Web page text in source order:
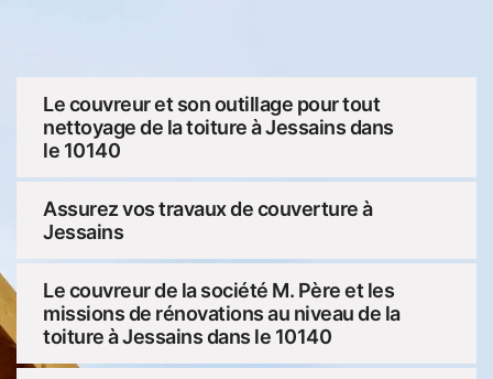
Le couvreur et son outillage pour tout
nettoyage de la toiture à Jessains dans
le 10140
Assurez vos travaux de couverture à
Jessains
Le couvreur de la société M. Père et les
missions de rénovations au niveau de la
toiture à Jessains dans le 10140